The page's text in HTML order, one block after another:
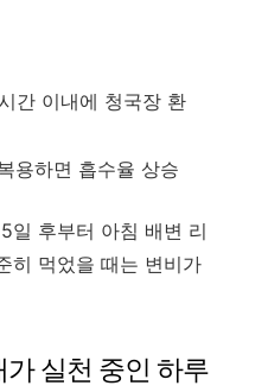
간 이내에 청국장 환
용하면 흡수율 상승
일 후부터 아침 배변 리
히 먹었을 때는 변비가
가 실천 중인 하루